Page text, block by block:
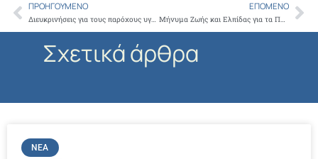
Prev
ΠΡΟΗΓΟΎΜΕΝΟ
Διευκρινήσεις για τους παρόχους υγείας του ΕΟΠΥΥ
ΕΠΌΜΕΝΟ
Μήνυμα Ζωής και Ελπίδας για τα Παιδιά έστειλαν χιλιάδες θεατές στη φιλανθρωπική συναυλία του Ιατρείου Κοινωνικής Αποστολής στο Κλειστό Γήπεδο Μπάσκετ Ο.Α.Κ.Α
Σχετικά άρθρα
ΝΈΑ